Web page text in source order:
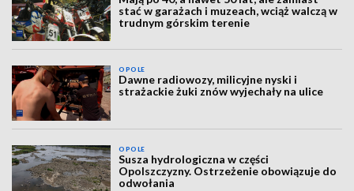
stać w garażach i muzeach, wciąż walczą w
trudnym górskim terenie
OPOLE
Dawne radiowozy, milicyjne nyski i
strażackie żuki znów wyjechały na ulice
OPOLE
Susza hydrologiczna w części
Opolszczyzny. Ostrzeżenie obowiązuje do
odwołania